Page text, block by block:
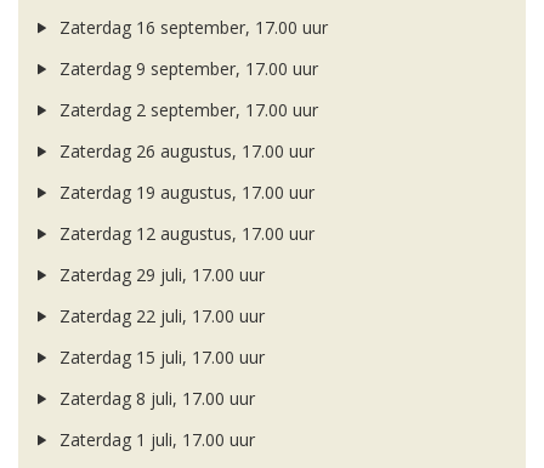
Zaterdag 16 september, 17.00 uur
Zaterdag 9 september, 17.00 uur
Zaterdag 2 september, 17.00 uur
Zaterdag 26 augustus, 17.00 uur
Zaterdag 19 augustus, 17.00 uur
Zaterdag 12 augustus, 17.00 uur
Zaterdag 29 juli, 17.00 uur
Zaterdag 22 juli, 17.00 uur
Zaterdag 15 juli, 17.00 uur
Zaterdag 8 juli, 17.00 uur
Zaterdag 1 juli, 17.00 uur